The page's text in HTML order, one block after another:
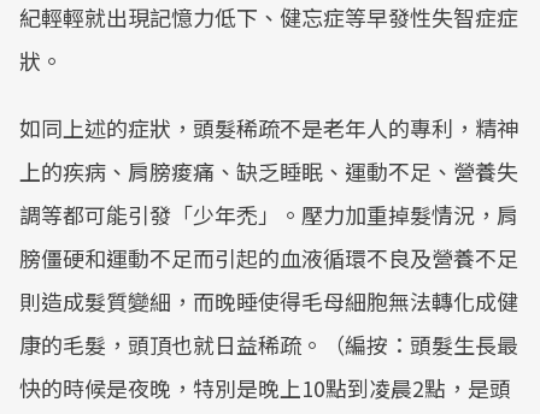
紀輕輕就出現記憶力低下、健忘症等早發性失智症症
狀。
如同上述的症狀，頭髮稀疏不是老年人的專利，精神
上的疾病、肩膀痠痛、缺乏睡眠、運動不足、營養失
調等都可能引發「少年禿」。壓力加重掉髮情況，肩
膀僵硬和運動不足而引起的血液循環不良及營養不足
則造成髮質變細，而晚睡使得毛母細胞無法轉化成健
康的毛髮，頭頂也就日益稀疏。（編按： 頭髮生長最
快的時候是夜晚，特別是晚上10點到凌晨2點 ，是頭